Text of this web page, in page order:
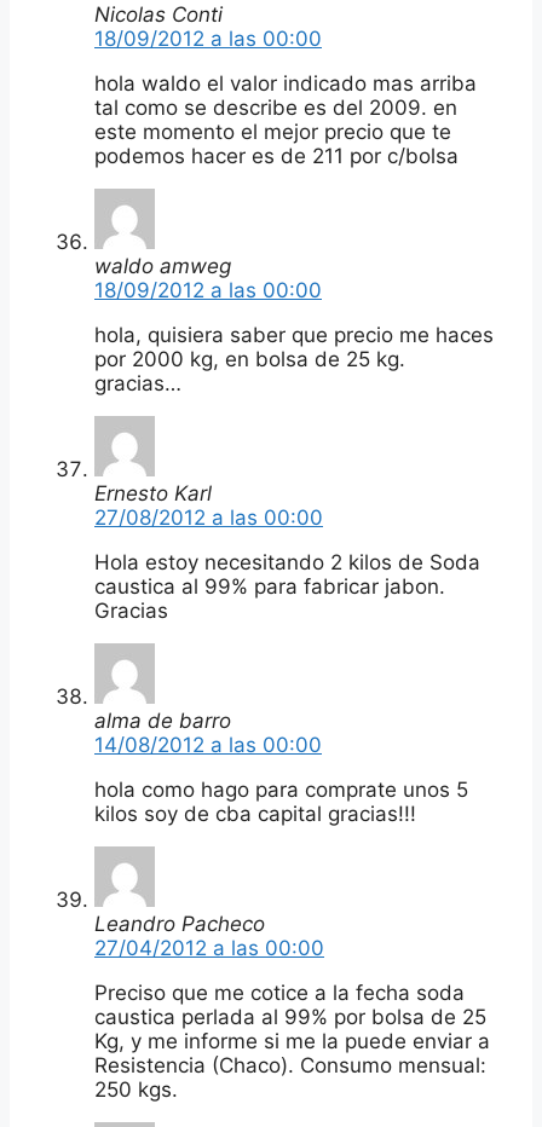
Nicolas Conti
18/09/2012 a las 00:00
hola waldo el valor indicado mas arriba
tal como se describe es del 2009. en
este momento el mejor precio que te
podemos hacer es de 211 por c/bolsa
waldo amweg
18/09/2012 a las 00:00
hola, quisiera saber que precio me haces
por 2000 kg, en bolsa de 25 kg.
gracias…
Ernesto Karl
27/08/2012 a las 00:00
Hola estoy necesitando 2 kilos de Soda
caustica al 99% para fabricar jabon.
Gracias
alma de barro
14/08/2012 a las 00:00
hola como hago para comprate unos 5
kilos soy de cba capital gracias!!!
Leandro Pacheco
27/04/2012 a las 00:00
Preciso que me cotice a la fecha soda
caustica perlada al 99% por bolsa de 25
Kg, y me informe si me la puede enviar a
Resistencia (Chaco). Consumo mensual:
250 kgs.